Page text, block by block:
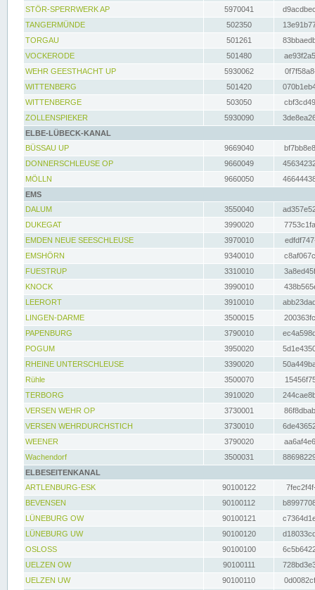
STÖR-SPERRWERK AP 5970041
TANGERMÜNDE
502350
TORGAU
501261
VOCKERODE
501480
WEHR GEESTHACHT UP
5930062
WITTENBERG
501420
WITTENBERGE
503050
ZOLLENSPIEKER
5930090
ELBE-LÜBECK-KANAL
BÜSSAU UP
9669040
DONNERSCHLEUSE OP
9660049
MÖLLN
9660050
EMS
DALUM
3550040
DUKEGAT
3990020
EMDEN NEUE SEESCHLEUSE
3970010
EMSHÖRN
9340010
FUESTRUP
3310010
KNOCK
3990010
LEERORT
3910010
LINGEN-DARME
3500015
PAPENBURG
3790010
POGUM
3950020
RHEINE UNTERSCHLEUSE
3390020
Rühle
3500070
TERBORG
3910020
VERSEN WEHR OP
3730001
VERSEN WEHRDURCHSTICH
3730010
WEENER
3790020
Wachendorf
3500031
ELBESEITENKANAL
ARTLENBURG-ESK
90100122
BEVENSEN
90100112
LÜNEBURG OW
90100121
LÜNEBURG UW
90100120
OSLOSS
90100100
UELZEN OW
90100111
UELZEN UW
90100110